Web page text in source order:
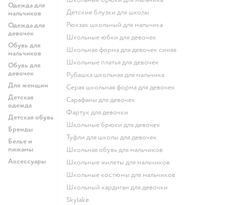
Одежда для
мальчиков
Одежда для
девочек
Обувь для
мальчиков
Обувь для
девочек
Для женщин
Детская
одежда
Детская обувь
Бренды
Белье и
пижамы
Аксессуары
Детские блузки для школы
Рюкзак школьный для мальчика
Школьные юбки для девочек
Школьная форма для девочек синяя
Школьные платья для девочек
Рубашка школьная для мальчика
Серая школьная форма для девочек
Сарафаны для девочек
Фартук для девочки
Школьные брюки для девочек
Туфли для школы для девочек
Школьная обувь для мальчиков
Школьные жилеты для мальчиков
Школьные костюмы для мальчиков
Школьный кардиган для девочки
Skylake